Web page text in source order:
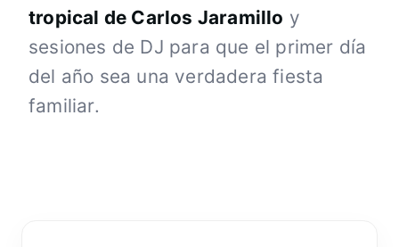
tropical de Carlos Jaramillo y
sesiones de DJ para que el primer día
del año sea una verdadera fiesta
familiar.